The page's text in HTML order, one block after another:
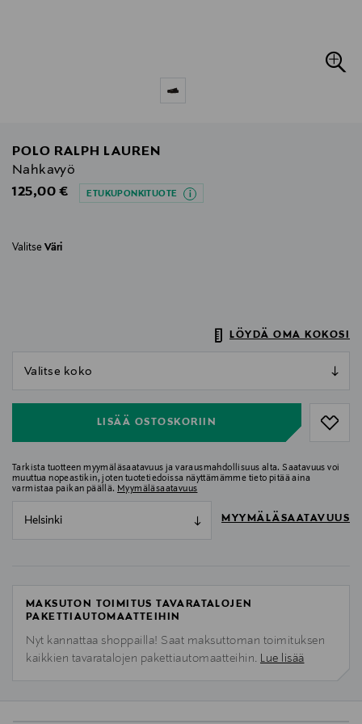
POLO RALPH LAUREN
Nahkavyö
Original Price
125,00 € ETUKUPONKITUOTE
Valitse Väri
LÖYDÄ OMA KOKOSI
LISÄÄ OSTOSKORIIN
Tarkista tuotteen myymäläsaatavuus ja varausmahdollisuus alta. Saatavuus voi
muuttua nopeastikin, joten tuotetiedoissa näyttämämme tieto pitää aina
varmistaa paikan päällä. Myymäläsaatavuus
Helsinki MYYMÄLÄSAATAVUUS
MAKSUTON TOIMITUS TAVARATALOJEN
PAKETTIAUTOMAATTEIHIN
Nyt kannattaa shoppailla! Saat maksuttoman toimituksen
kaikkien tavaratalojen pakettiautomaatteihin. Lue lisää